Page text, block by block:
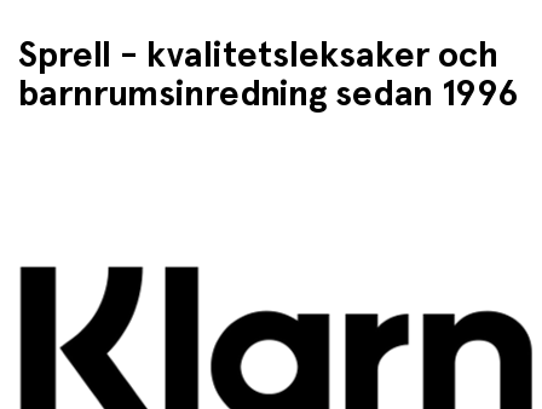
Sprell - kvalitetsleksaker och
barnrumsinredning sedan 1996